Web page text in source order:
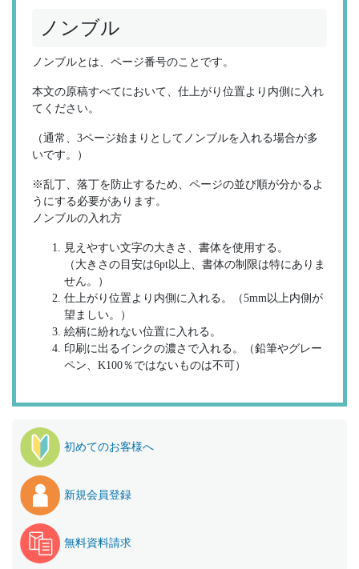
ノンブル
ノンブルとは、ページ番号のことです。
本文の原稿すべてにおいて、仕上がり位置より内側に入れ
てください。
（通常、3ページ始まりとしてノンブルを入れる場合が多
いです。）
※乱丁、落丁を防止するため、ページの並び順が分かるよ
うにする必要があります。
ノンブルの入れ方
見えやすい文字の大きさ、書体を使用する。
（大きさの目安は6pt以上、書体の制限は特にありま
せん。）
仕上がり位置より内側に入れる。（5mm以上内側が
望ましい。）
絵柄に紛れない位置に入れる。
印刷に出るインクの濃さで入れる。（鉛筆やグレー
ペン、K100％ではないものは不可）
初めてのお客様へ
新規会員登録
無料資料請求